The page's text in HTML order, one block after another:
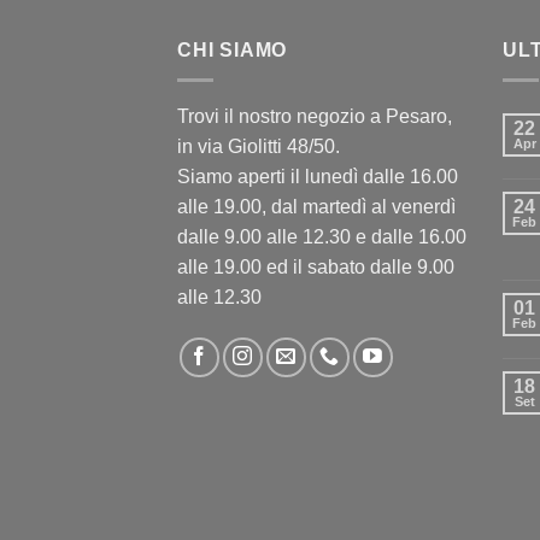
CHI SIAMO
Trovi il nostro negozio a Pesaro,
in via Giolitti 48/50.
Siamo aperti il lunedì dalle 16.00
alle 19.00, dal martedì al venerdì
dalle 9.00 alle 12.30 e dalle 16.00
alle 19.00 ed il sabato dalle 9.00
alle 12.30
22
Apr
24
Feb
01
Feb
18
Set